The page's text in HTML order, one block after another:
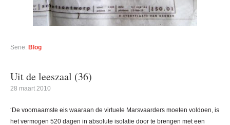
Serie: Blog
Uit de leeszaal (36)
28 maart 2010
‘De voornaamste eis waaraan de virtuele Marsvaarders moeten voldoen, is
het vermogen 520 dagen in absolute isolatie door te brengen met een